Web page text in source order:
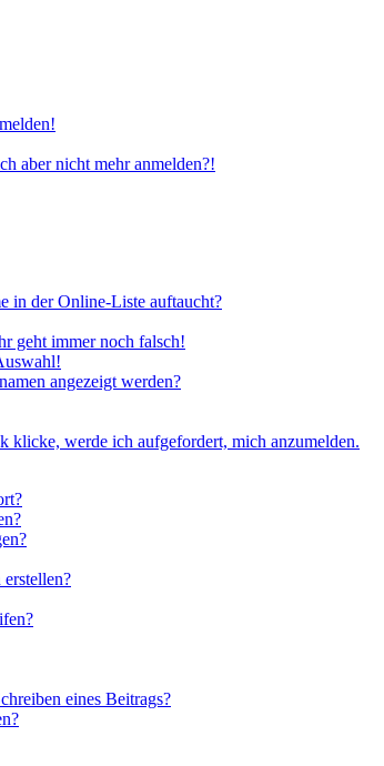
aber nicht mehr anmelden?!
in der Online-Liste auftaucht?
geht immer noch falsch!
angezeigt werden?
werde ich aufgefordert, mich anzumelden.
eines Beitrags?